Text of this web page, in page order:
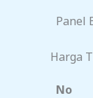
Panel
Harga
No